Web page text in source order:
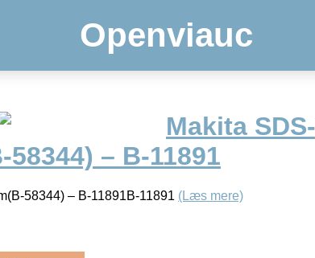
Openviauc
Makita
58344) – B-11891
58344) – B-11891B-11891 (Læs mere)